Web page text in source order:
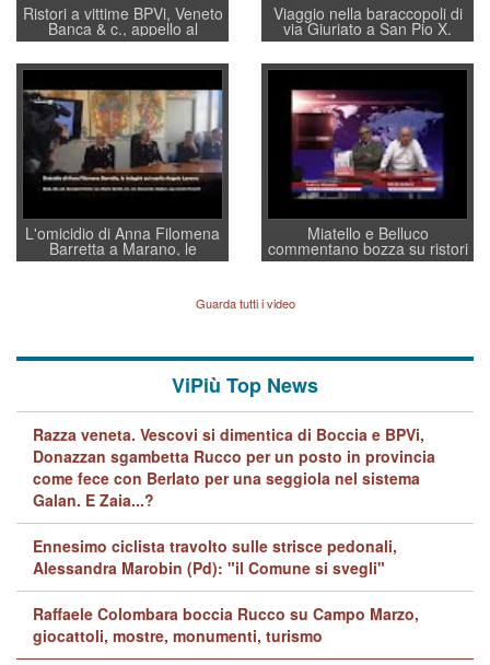
Ristori a vittime BPVi, Veneto
Banca & c., appello al
sottosegretario Alessio
Villarosa: per mettere ordine
convochi con Di Maio CNCU
a supporto della cabina di
regia al Mef
Viaggio nella baraccopoli di
via Giuriato a San Pio X.
Vicenza ai Vicentini: “faremo
un regalo di Natale ai
residenti”
L'omicidio di Anna Filomena
Barretta a Marano, le
indagini dei carabinieri di
Lavarra: più avvincenti di
quelle di... Barbara D'Urso
Miatello e Belluco
commentano bozza su ristori
BPVi e Veneto Banca
Guarda tutti i video
ViPiù Top News
Razza veneta. Vescovi si dimentica di Boccia e BPVi,
Donazzan sgambetta Rucco per un posto in provincia
come fece con Berlato per una seggiola nel sistema
Galan. E Zaia...?
Ennesimo ciclista travolto sulle strisce pedonali,
Alessandra Marobin (Pd): "il Comune si svegli"
Raffaele Colombara boccia Rucco su Campo Marzo,
giocattoli, mostre, monumenti, turismo